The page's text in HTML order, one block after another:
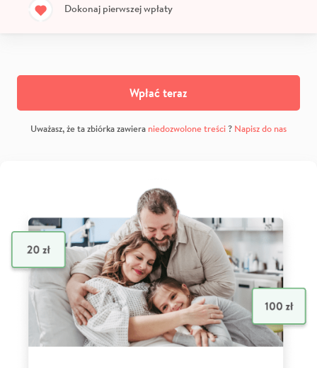
Dokonaj pierwszej wpłaty
Wpłać teraz
Uważasz, że ta zbiórka zawiera niedozwolone treści? Napisz do nas